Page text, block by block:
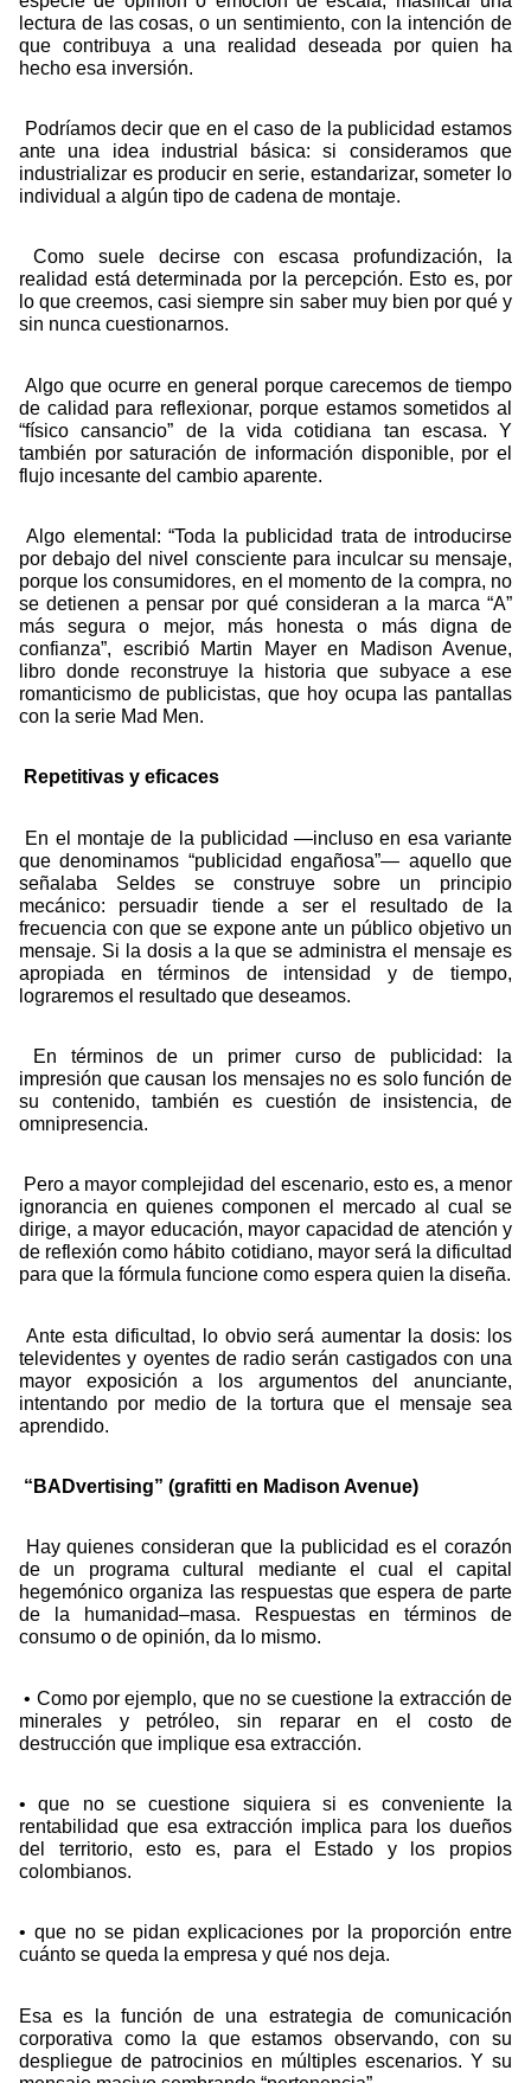
lectura de las cosas, o un sentimiento, con la intención de
que contribuya a una realidad deseada por quien ha
hecho esa inversión.
Podríamos decir que en el caso de la publicidad estamos
ante una idea industrial básica: si consideramos que
industrializar es producir en serie, estandarizar, someter lo
individual a algún tipo de cadena de montaje.
Como suele decirse con escasa profundización, la
realidad está determinada por la percepción. Esto es, por
lo que creemos, casi siempre sin saber muy bien por qué y
sin nunca cuestionarnos.
Algo que ocurre en general porque carecemos de tiempo
de calidad para reflexionar, porque estamos sometidos al
“físico cansancio” de la vida cotidiana tan escasa. Y
también por saturación de información disponible, por el
flujo incesante del cambio aparente.
Algo elemental: “Toda la publicidad trata de introducirse
por debajo del nivel consciente para inculcar su mensaje,
porque los consumidores, en el momento de la compra, no
se detienen a pensar por qué consideran a la marca “A”
más segura o mejor, más honesta o más digna de
confianza”, escribió Martin Mayer en Madison Avenue,
libro donde reconstruye la historia que subyace a ese
romanticismo de publicistas, que hoy ocupa las pantallas
con la serie Mad Men.
Repetitivas y eficaces
En el montaje de la publicidad —incluso en esa variante
que denominamos “publicidad engañosa”— aquello que
señalaba Seldes se construye sobre un principio
mecánico: persuadir tiende a ser el resultado de la
frecuencia con que se expone ante un público objetivo un
mensaje. Si la dosis a la que se administra el mensaje es
apropiada en términos de intensidad y de tiempo,
lograremos el resultado que deseamos.
En términos de un primer curso de publicidad: la
impresión que causan los mensajes no es solo función de
su contenido, también es cuestión de insistencia, de
omnipresencia.
Pero a mayor complejidad del escenario, esto es, a menor
ignorancia en quienes componen el mercado al cual se
dirige, a mayor educación, mayor capacidad de atención y
de reflexión como hábito cotidiano, mayor será la dificultad
para que la fórmula funcione como espera quien la diseña.
Ante esta dificultad, lo obvio será aumentar la dosis: los
televidentes y oyentes de radio serán castigados con una
mayor exposición a los argumentos del anunciante,
intentando por medio de la tortura que el mensaje sea
aprendido.
“BADvertising” (grafitti en Madison Avenue)
Hay quienes consideran que la publicidad es el corazón
de un programa cultural mediante el cual el capital
hegemónico organiza las respuestas que espera de parte
de la humanidad–masa. Respuestas en términos de
consumo o de opinión, da lo mismo.
• Como por ejemplo, que no se cuestione la extracción de
minerales y petróleo, sin reparar en el costo de
destrucción que implique esa extracción.
• que no se cuestione siquiera si es conveniente la
rentabilidad que esa extracción implica para los dueños
del territorio, esto es, para el Estado y los propios
colombianos.
• que no se pidan explicaciones por la proporción entre
cuánto se queda la empresa y qué nos deja.
Esa es la función de una estrategia de comunicación
corporativa como la que estamos observando, con su
despliegue de patrocinios en múltiples escenarios. Y su